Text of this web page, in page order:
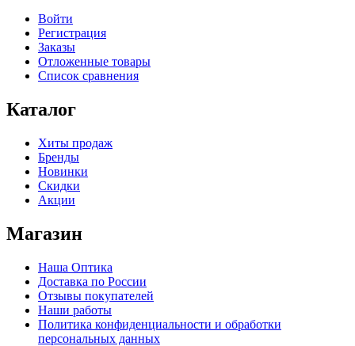
Войти
Регистрация
Заказы
Отложенные товары
Список сравнения
Каталог
Хиты продаж
Бренды
Новинки
Скидки
Акции
Магазин
Наша Оптика
Доставка по России
Отзывы покупателей
Наши работы
Политика конфиденциальности и обработки
персональных данных